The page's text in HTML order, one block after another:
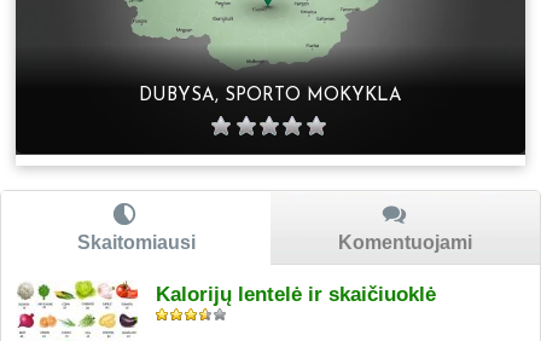
DUBYSA, SPORTO MOKYKLA
Skaitomiausi Komentuojami
Kalorijų lentelė ir skaičiuoklė